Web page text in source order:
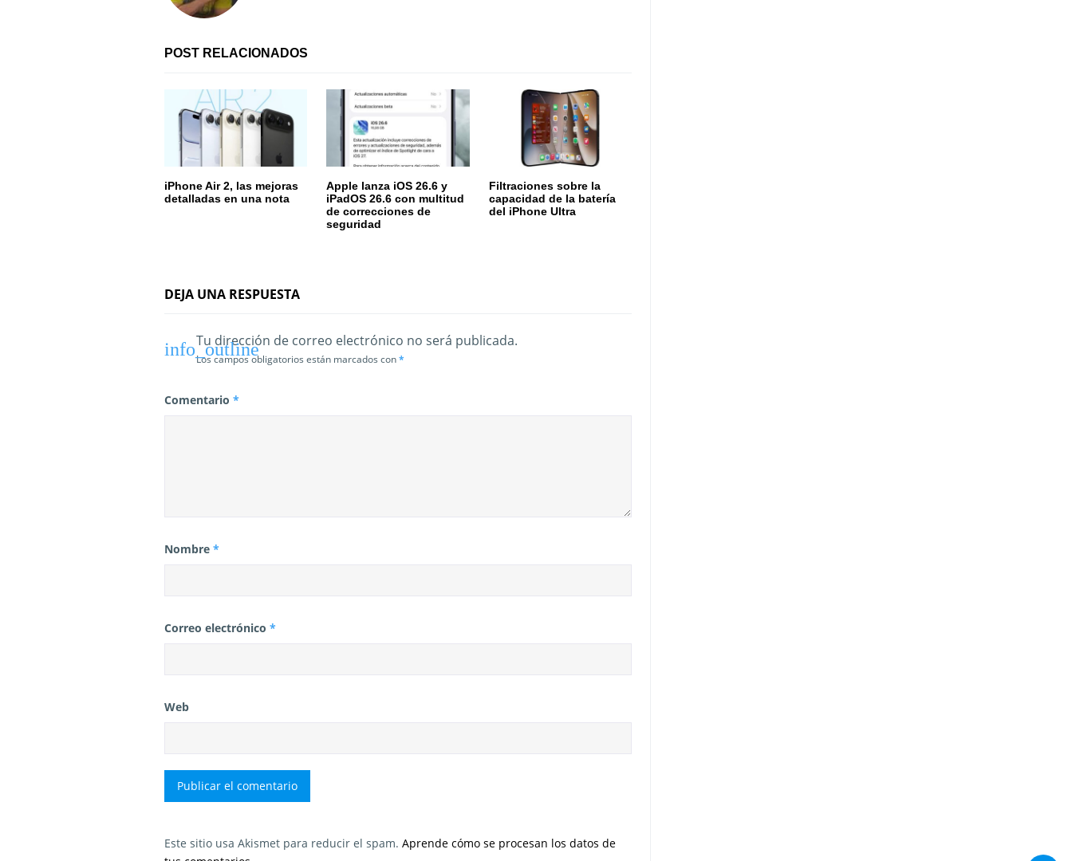
ó
n
a
a
POST RELACIONADOS
iPhone Air 2, las mejoras
detalladas en una nota
Apple lanza iOS 26.6 y
iPadOS 26.6 con multitud
de correcciones de
seguridad
Filtraciones sobre la
capacidad de la batería
del iPhone Ultra
DEJA UNA RESPUESTA
Tu dirección de correo electrónico no será publicada.
Los campos obligatorios están marcados con*
Comentario *
Nombre *
Correo electrónico *
Web
Este sitio usa Akismet para reducir el spam. Aprende cómo se procesan los datos de